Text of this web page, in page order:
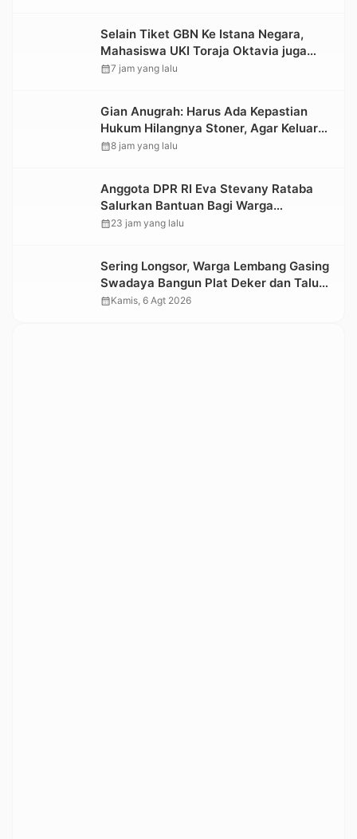
Selain Tiket GBN Ke Istana Negara,
Mahasiswa UKI Toraja Oktavia juga
Lolos ke Pekan Seni Mahasiswa
calendar_month7 jam yang lalu
Gian Anugrah: Harus Ada Kepastian
Hukum Hilangnya Stoner, Agar Keluarga
tidak Larut dalam Trauma dan
calendar_month8 jam yang lalu
Anggota DPR RI Eva Stevany Rataba
Salurkan Bantuan Bagi Warga
Terdampak Longsor di Buntu Pepasan
calendar_month23 jam yang lalu
Sering Longsor, Warga Lembang Gasing
Swadaya Bangun Plat Deker dan Talut
Jalan Penghubung Antar Lembang
calendar_monthKamis, 6 Agt 2026